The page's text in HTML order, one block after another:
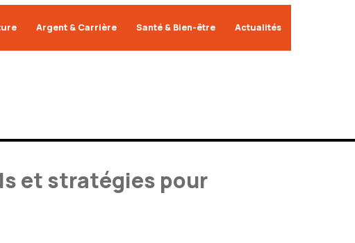
Argent & Carrière Santé & Bien-être Actualités
et stratégies pour